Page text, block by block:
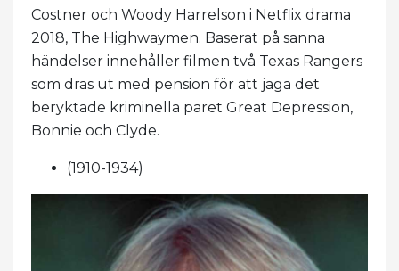
Costner och Woody Harrelson i Netflix drama
2018, The Highwaymen. Baserat på sanna
händelser innehåller filmen två Texas Rangers
som dras ut med pension för att jaga det
beryktade kriminella paret Great Depression,
Bonnie och Clyde.
(1910-1934)